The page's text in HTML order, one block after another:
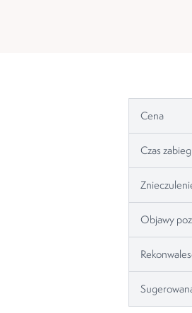
Cena
Czas
Objawy